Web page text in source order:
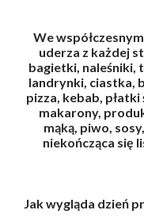
We
uderza z każdej
bagietki, naleśniki,
landrynki, ciastka,
pizza, kebab,
makarony,
mąką, piwo,
niekończąca się
Jak wygląda dzień